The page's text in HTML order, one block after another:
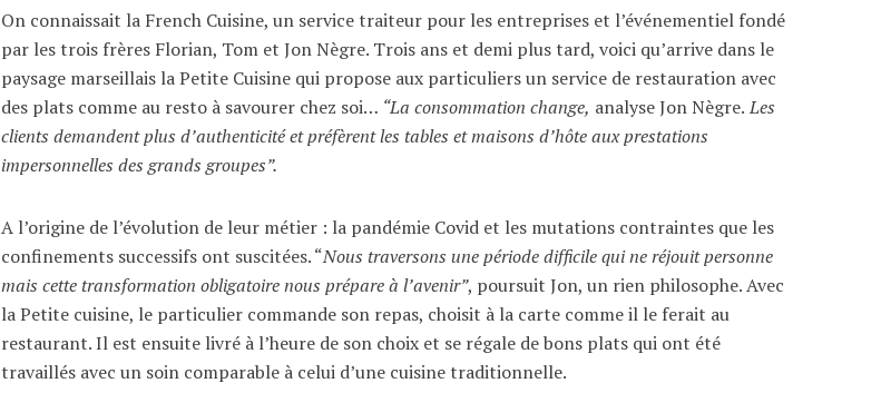
On connaissait la French Cuisine, un service traiteur pour les entreprises et l’événementiel fondé
par les trois frères Florian, Tom et Jon Nègre. Trois ans et demi plus tard, voici qu’arrive dans le
paysage marseillais la Petite Cuisine qui propose aux particuliers un service de restauration avec
des plats comme au resto à savourer chez soi… “La consommation change, analyse Jon Nègre.Les
clients demandent plus d’authenticité et préfèrent les tables et maisons d’hôte aux prestations
impersonnelles des grands groupes”.
A l’origine de l’évolution de leur métier : la pandémie Covid et les mutations contraintes que les
confinements successifs ont suscitées. “Nous traversons une période difficile qui ne réjouit personne
mais cette transformation obligatoire nous prépare à l’avenir”, poursuit Jon, un rien philosophe. Avec
la Petite cuisine, le particulier commande son repas, choisit à la carte comme il le ferait au
restaurant. Il est ensuite livré à l’heure de son choix et se régale de bons plats qui ont été
travaillés avec un soin comparable à celui d’une cuisine traditionnelle.